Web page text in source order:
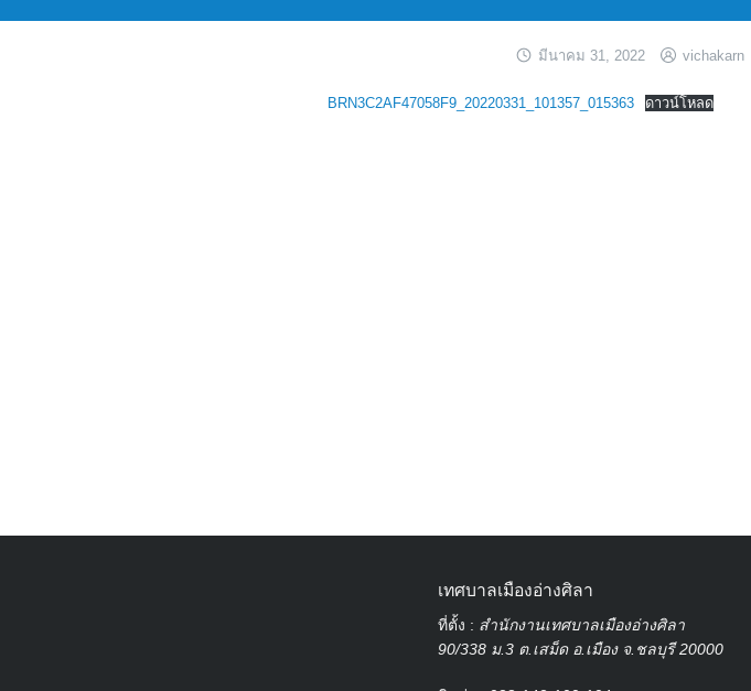
มีนาคม 31, 2022 vichakarn
BRN3C2AF47058F9_20220331_101357_015363 ดาวน์โหลด
เทศบาลเมืองอ่างศิลา
ที่ตั้ง : สำนักงานเทศบาลเมืองอ่างศิลา
90/338 ม.3 ต.เสม็ด อ.เมือง จ.ชลบุรี 20000